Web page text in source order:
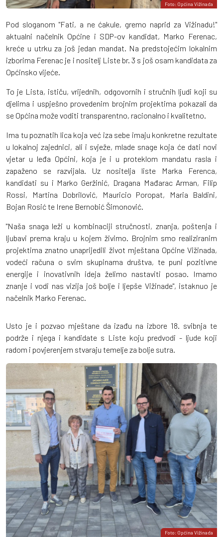
Foto: Općina Vižinada
Pod sloganom "Fati, a ne ćakule, gremo naprid za Vižinadu!"
aktualni načelnik Općine i SDP-ov kandidat, Marko Ferenac,
kreće u utrku za još jedan mandat. Na predstojećim lokalnim
izborima Ferenac je i nositelj Liste br. 3 s još osam kandidata za
Općinsko vijeće.
To je Lista, ističu, vrijednih, odgovornih i stručnih ljudi koji su
djelima i uspješno provedenim brojnim projektima pokazali da
se Općina može voditi transparentno, racionalno i kvalitetno.
Ima tu poznatih lica koja već iza sebe imaju konkretne rezultate
u lokalnoj zajednici, ali i svježe, mlade snage koja će dati novi
vjetar u leđa Općini, koja je i u proteklom mandatu rasla i
zapaženo se razvijala. Uz nositelja liste Marka Ferenca,
kandidati su i Marko Geržinić, Dragana Mađarac Arman, Filip
Rossi, Martina Dobrilović, Mauricio Poropat, Maria Baldini,
Bojan Rosić te Irene Bernobić Šimonović.
"Naša snaga leži u kombinaciji stručnosti, znanja, poštenja i
ljubavi prema kraju u kojem živimo. Brojnim smo realiziranim
projektima znatno unaprijedili život mještana Općine Vižinada,
vodeći računa o svim skupinama društva, te puni pozitivne
energije i inovativnih ideja želimo nastaviti posao. Imamo
znanje i vodi nas vizija još bolje i ljepše Vižinade", istaknuo je
načelnik Marko Ferenac.
Usto je i pozvao mještane da izađu na izbore 18. svibnja te
podrže i njega i kandidate s Liste koju predvodi - ljude koji
radom i povjerenjem stvaraju temelje za bolje sutra.
Foto: Općina Vižinada